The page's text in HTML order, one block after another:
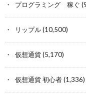
プログラミング 稼ぐ
リップル(10,500)
仮想通貨(5,170)
仮想通貨 初心者(1,336)